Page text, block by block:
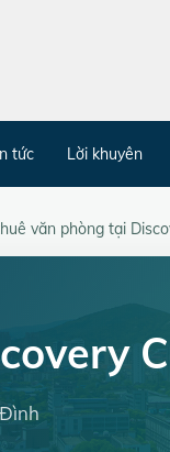
tức Lời khuyên
văn phòng tại